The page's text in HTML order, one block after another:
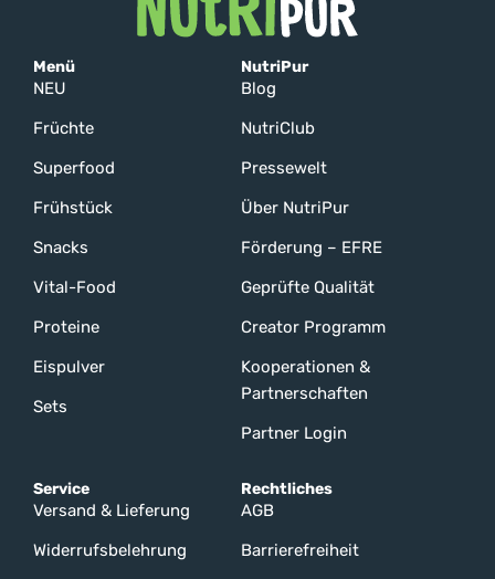
Menü
NEU
Früchte
Superfood
Frühstück
Snacks
Vital-Food
Proteine
Eispulver
Sets
NutriPur
Blog
NutriClub
Pressewelt
Über NutriPur
Förderung – EFRE
Geprüfte Qualität
Creator Programm
Kooperationen &
Partnerschaften
Partner Login
Service
Versand & Lieferung
Widerrufsbelehrung
Rechtliches
AGB
Barrierefreiheit